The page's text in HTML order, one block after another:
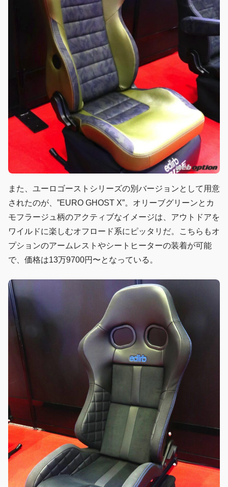
また、ユーロゴーストシリーズの別バージョンとして用意
されたのが、”EURO GHOST X”。オリーブグリーンとカ
モフラージュ柄のアクティブなイメージは、アウトドアを
ワイルドに楽しむオフロード系にピッタリだ。こちらもオ
プションのアームレストやシートヒーターの装着が可能
で、価格は13万9700円〜となっている。